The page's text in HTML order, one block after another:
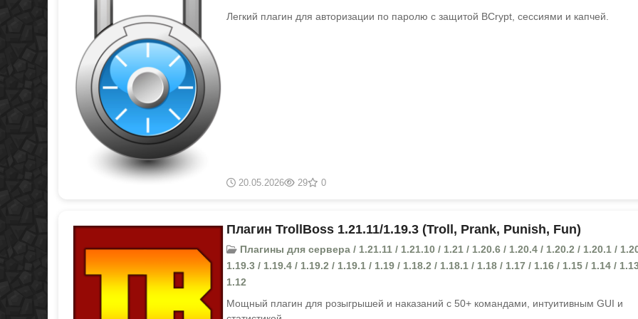
Легкий плагин для авторизации по паролю с защитой BCrypt, сессиями и капчей.
20.05.2026 29 0
Плагин TrollBoss 1.21.11/1.19.3 (Troll, Prank, Punish, Fun)
Плагины для сервера / 1.21.11 / 1.21.10 / 1.21 / 1.20.6 / 1.20.4 / 1.20.2 / 1.20.1 /
1.19.3 / 1.19.4 / 1.19.2 / 1.19.1 / 1.19 / 1.18.2 / 1.18.1 / 1.18 / 1.17 / 1.16 / 1.15 / 1.14 /
1.12
Мощный плагин для розыгрышей и наказаний с 50+ командами, интуитивным GUI и